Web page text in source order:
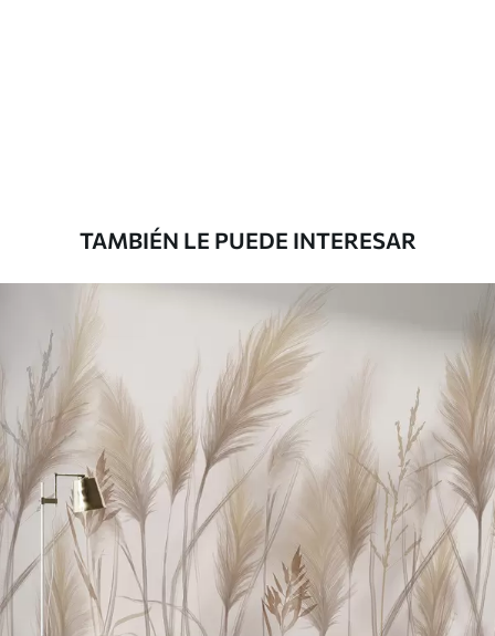
Vinilo Premium
1990.001194.00$U/m²
TAMBIÉN LE PUEDE INTERESAR